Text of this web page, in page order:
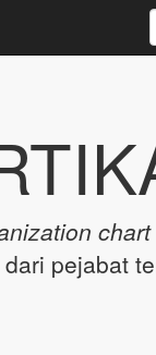
chart
pejabat